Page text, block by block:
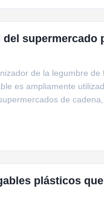
supermercado
de la legumbre
es ampliamente
de
plásticos